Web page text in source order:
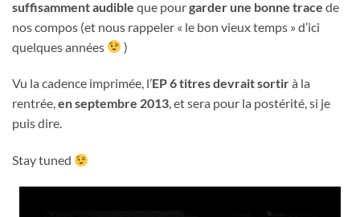
suffisamment audible que pourgarder une bonne trace de
nos compos (et nous rappeler « le bon vieux temps » d’ici
quelques années
)
Vu la cadence imprimée, l’EP 6 titres devrait sortirà la
rentrée,en septembre 2013, et sera pour la postérité, si je
puis dire.
Stay tuned